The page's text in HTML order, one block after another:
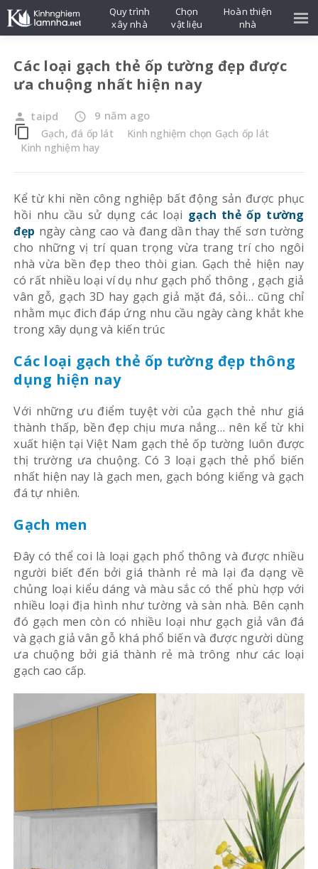
Các loại gạch thẻ ốp tường đẹp được
ưa chuộng nhất hiện nay
person taipd access_time 9 năm ago
content_copy Gạch, đá ốp lát
Kinh nghiệm chọn Gạch ốp lát
Kinh nghiệm hay
Kể từ khi nền công nghiệp bất động sản được phục
hồi nhu cầu sử dụng các loại gạch thẻ ốp tường
đẹp ngày càng cao và đang dần thay thế sơn tường
cho những vị trí quan trọng vừa trang trí cho ngôi
nhà vừa bền đẹp theo thòi gian. Gạch thẻ hiện nay
có rất nhiều loại ví dụ như gạch phổ thông , gạch giả
vân gỗ, gạch 3D hay gạch giả mặt đá, sỏi… cũng chỉ
nhằm mục đich đáp ứng nhu cầu ngày càng khắt khe
trong xây dụng và kiến trúc
Các loại gạch thẻ ốp tường đẹp thông
dụng hiện nay
Với những ưu điểm tuyệt vời của gạch thẻ như giá
thành thấp, bền đẹp chịu mưa nắng… nên kể từ khi
xuất hiện tại Việt Nam gạch thẻ ốp tường luôn được
thị trường ưa chuộng. Có 3 loại gạch thẻ phổ biến
nhất hiện nay là gạch men, gạch bóng kiếng và gạch
đá tự nhiên.
Gạch men
Đây có thể coi là loại gạch phổ thông và được nhiều
người biết đến bởi giá thành rẻ mà lại đa dạng về
chủng loại kiểu dáng và màu sắc có thể phù hợp với
nhiều loại địa hình như tường và sàn nhà. Bên cạnh
đó gạch men còn có nhiều loại như gạch giả vân đá
và gạch giả vân gỗ khá phổ biến và được người dùng
ưa chuộng bởi giá thành rẻ mà trông như các loại
gạch cao cấp.
Quy trình
xây nhà
Chọn
vật liệu
Hoàn thiện
nhà